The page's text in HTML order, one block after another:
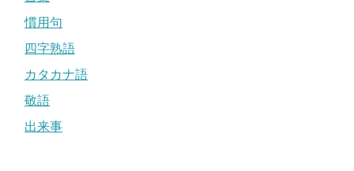
慣用句
四字熟語
カタカナ語
敬語
出来事